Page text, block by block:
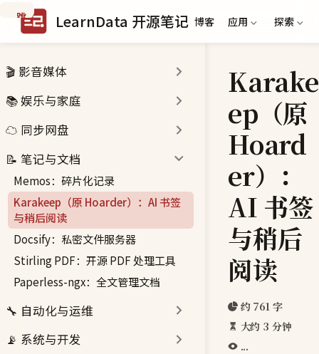
跳
到
主
内
容
LearnData 开源笔记 博客 应用 探索
🎬 影音媒体
📚 娱乐与家庭
☁️ 同步网盘
📝 笔记与文档
Memos：碎片化记录
Karakeep（原 Hoarder）：AI 书签
与稍后阅读
Docsify：私密文件服务器
Stirling PDF：开源 PDF 处理工具
Paperless-ngx：全文管理文档
🔧 自动化与运维
📡 系统与开发
Karake
ep（原
Hoard
er）：
AI 书签
与稍后
阅读
约 761 字
大约 3 分钟
...